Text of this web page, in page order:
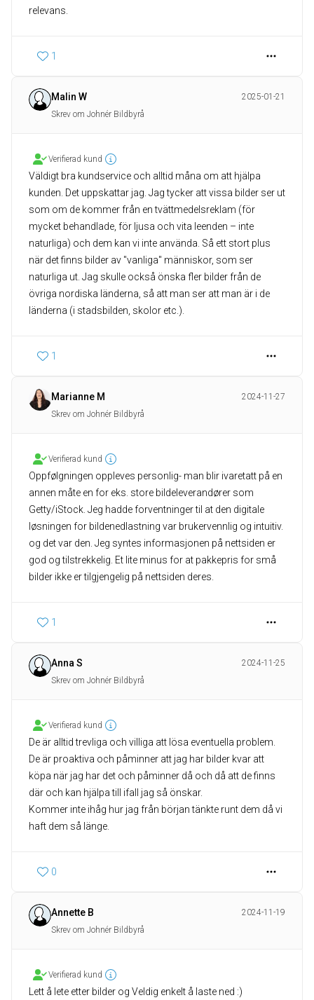
relevans.
1
Malin W
2025-01-21
Skrev om Johnér Bildbyrå
Verifierad kund
Väldigt bra kundservice och alltid måna om att hjälpa
kunden. Det uppskattar jag. Jag tycker att vissa bilder ser ut
som om de kommer från en tvättmedelsreklam (för
mycket behandlade, för ljusa och vita leenden – inte
naturliga) och dem kan vi inte använda. Så ett stort plus
när det finns bilder av "vanliga" människor, som ser
naturliga ut. Jag skulle också önska fler bilder från de
övriga nordiska länderna, så att man ser att man är i de
1
Marianne M
2024-11-27
Skrev om Johnér Bildbyrå
Verifierad kund
Oppfølgningen oppleves personlig- man blir ivaretatt på en
annen måte en for eks. store bildeleverandører som
Getty/iStock. Jeg hadde forventninger til at den digitale
løsningen for bildenedlastning var brukervennlig og intuitiv.
og det var den. Jeg syntes informasjonen på nettsiden er
god og tilstrekkelig. Et lite minus for at pakkepris for små
bilder ikke er tilgjengelig på nettsiden deres.
1
Anna S
2024-11-25
Skrev om Johnér Bildbyrå
Verifierad kund
De är alltid trevliga och villiga att lösa eventuella problem.
De är proaktiva och påminner att jag har bilder kvar att
köpa när jag har det och påminner då och då att de finns
där och kan hjälpa till ifall jag så önskar.
Kommer inte ihåg hur jag från början tänkte runt dem då vi
haft dem så länge.
0
Annette B
2024-11-19
Skrev om Johnér Bildbyrå
Verifierad kund
Lett å lete etter bilder og Veldig enkelt å laste ned :)